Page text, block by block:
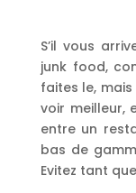
S’il vous
junk food,
faites le, mais
voir meilleur,
entre un
bas de
Evitez tant